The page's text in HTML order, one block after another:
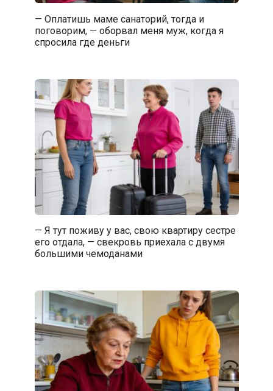
— Оплатишь маме санаторий, тогда и
поговорим, — оборвал меня муж, когда я
спросила где деньги
— Я тут поживу у вас, свою квартиру сестре
его отдала, — свекровь приехала с двумя
большими чемоданами